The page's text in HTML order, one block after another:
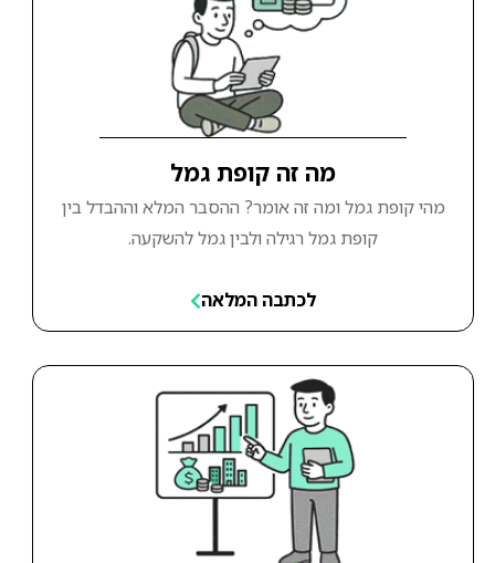
מה זה קופת גמל
מהי קופת גמל ומה זה אומר? ההסבר המלא וההבדל בין
קופת גמל רגילה ולבין גמל להשקעה.
לכתבה המלאה